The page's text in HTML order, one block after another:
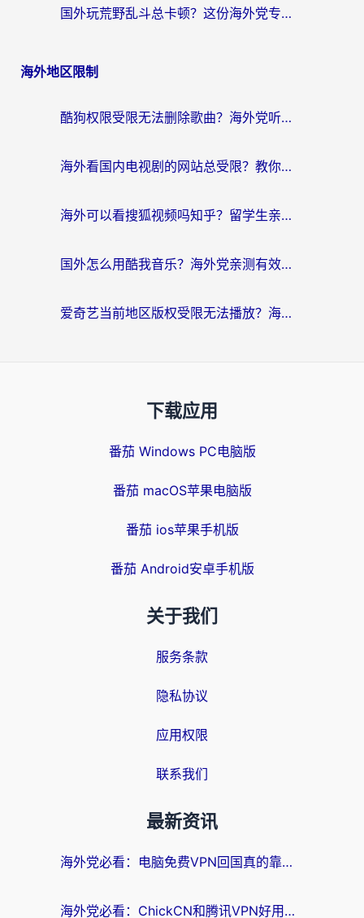
国外玩荒野乱斗总卡顿？这份海外党专属的国服游戏加速攻略请收好
海外地区限制
酷狗权限受限无法删除歌曲？海外党听国内音乐的终极解决方案来了
海外看国内电视剧的网站总受限？教你选对回国加速器，轻松追热剧
海外可以看搜狐视频吗知乎？留学生亲测有效的回国加速器选择指南
国外怎么用酷我音乐？海外党亲测有效的回国加速方案，附千千音乐中文歌收听指南
爱奇艺当前地区版权受限无法播放？海外党追剧看电影的终极解决方案来了
下载应用
番茄 Windows PC电脑版
番茄 macOS苹果电脑版
番茄 ios苹果手机版
番茄 Android安卓手机版
关于我们
服务条款
隐私协议
应用权限
联系我们
最新资讯
海外党必看：电脑免费VPN回国真的靠谱吗？附实测对比与最优方案指南
海外党必看：ChickCN和腾讯VPN好用吗？3招选对回国加速器，告别地区限制